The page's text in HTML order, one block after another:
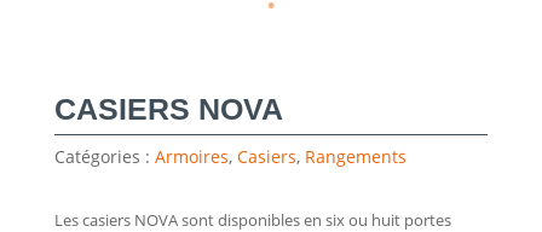
CASIERS NOVA
Catégories : Armoires, Casiers, Rangements
Les casiers NOVA sont disponibles en six ou huit portes